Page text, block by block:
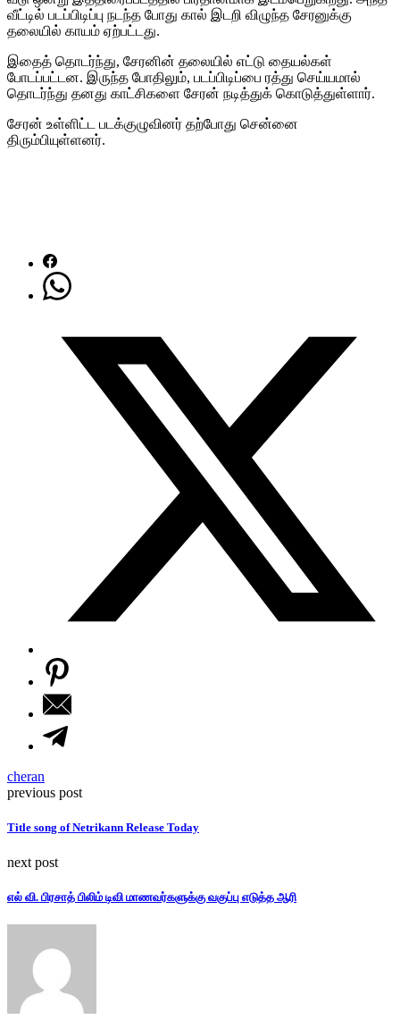
வீட்டில் படப்பிடிப்பு நடந்த போது கால் இடறி விழுந்த சேரனுக்கு
தலையில் காயம் ஏற்பட்டது.
இதைத் தொடர்ந்து, சேரனின் தலையில் எட்டு தையல்கள்
போடப்பட்டன. இருந்த போதிலும், படப்பிடிப்பை ரத்து செய்யமால்
தொடர்ந்து தனது காட்சிகளை சேரன் நடித்துக் கொடுத்துள்ளார்.
சேரன் உள்ளிட்ட படக்குழுவினர் தற்போது சென்னை
திரும்பியுள்ளனர்.
cheran
previous post
Title song of Netrikann Release Today
next post
எல் வி. பிரசாத் பிலிம் டிவி மாணவர்களுக்கு வகுப்பு எடுத்த ஆரி